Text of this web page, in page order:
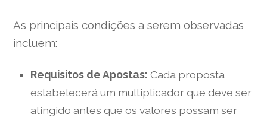
As principais condições a serem observadas
incluem:
Requisitos de Apostas: Cada proposta
estabelecerá um multiplicador que deve ser
atingido antes que os valores possam ser